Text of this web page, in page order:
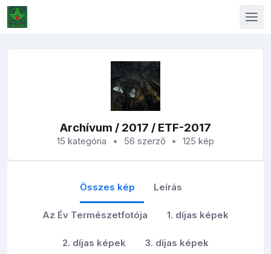
Archívum / 2017 / ETF-2017
15 kategória 56 szerző 125 kép
Összes kép Leírás
Az Év Természetfotója 1. díjas képek
2. díjas képek 3. díjas képek